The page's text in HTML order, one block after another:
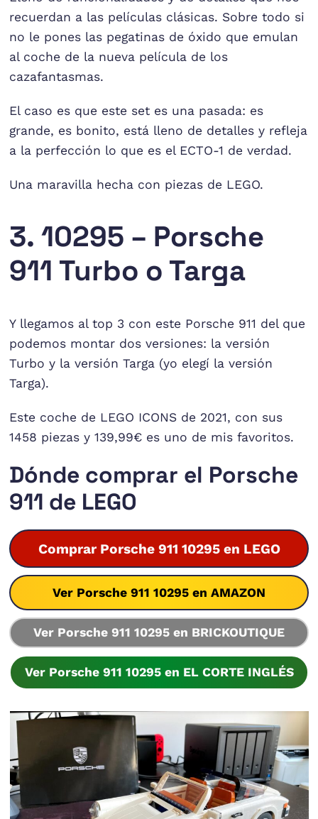
recuerdan a las películas clásicas. Sobre todo si
no le pones las pegatinas de óxido que emulan
al coche de la nueva película de los
cazafantasmas.
El caso es que este set es una pasada: es
grande, es bonito, está lleno de detalles y refleja
a la perfección lo que es el ECTO-1 de verdad.
Una maravilla hecha con piezas de LEGO.
3. 10295 – Porsche
911 Turbo o Targa
Y llegamos al top 3 con este Porsche 911 del que
podemos montar dos versiones: la versión
Turbo y la versión Targa (yo elegí la versión
Targa).
Este coche de LEGO ICONS de 2021, con sus
1458 piezas y 139,99€ es uno de mis favoritos.
Dónde comprar el Porsche
911 de LEGO
Comprar Porsche 911 10295 en LEGO
Ver Porsche 911 10295 en AMAZON
Ver Porsche 911 10295 en BRICKOUTIQUE
Ver Porsche 911 10295 en EL CORTE INGLÉS